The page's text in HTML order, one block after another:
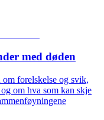
med døden
forelskelse og svik,
om hva som kan skje